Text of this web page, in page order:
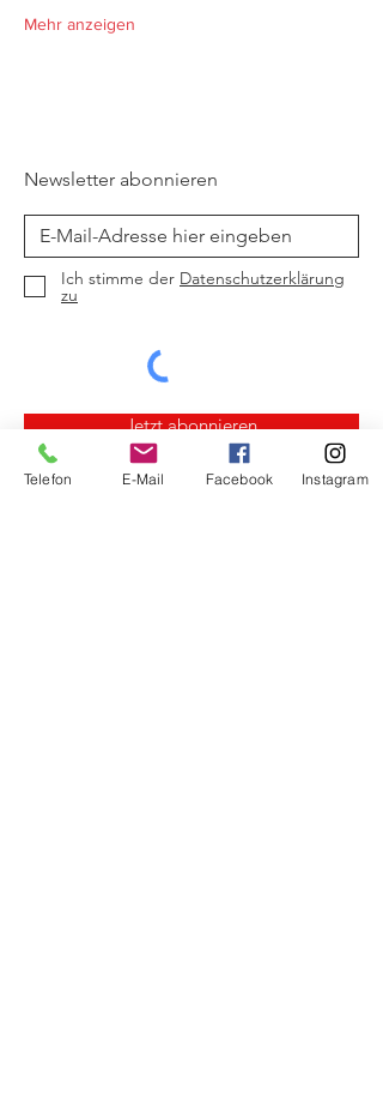
Mehr anzeigen
Newsletter abonnieren
Ich stimme der Datenschutzerklärung
zu
Jetzt abonnieren
Telefon E-Mail Facebook Instagram